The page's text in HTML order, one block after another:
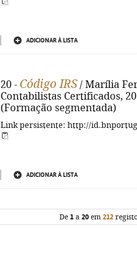
ADICIONAR À LISTA
20 - Código IRS/ Marília
Contabilistas Certificados,
(Formação segmentada)
Link persistente: http://
ADICIONAR À LISTA
De 1 a 20 em 212